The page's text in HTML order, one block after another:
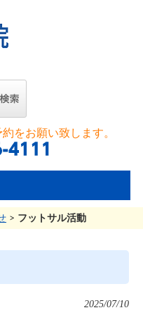
をお願い致します。
> フットサル活動
2025/07/10